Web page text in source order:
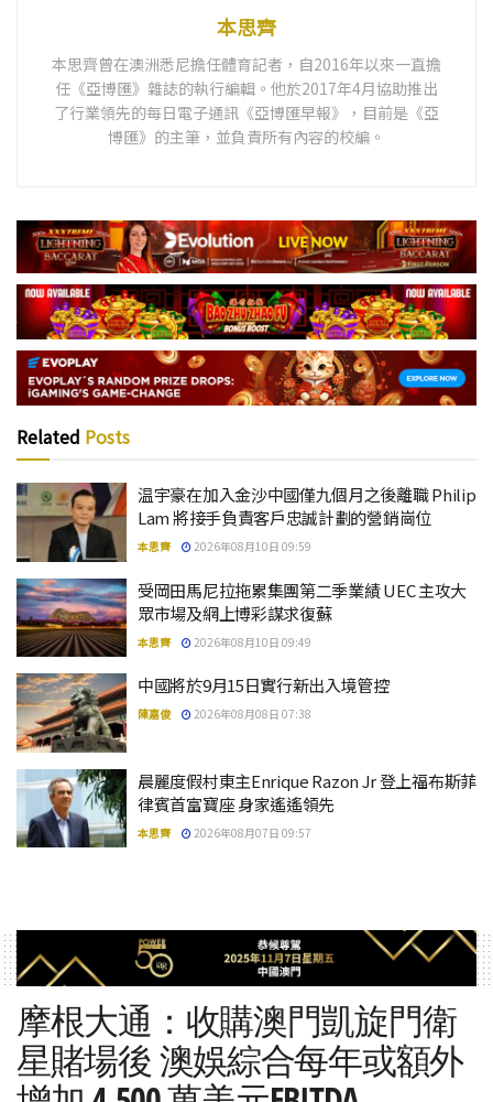
本思齊
本思齊曾在澳洲悉尼擔任體育記者，自2016年以來一直擔
任《亞博匯》雜誌的執行編輯。他於2017年4月協助推出
了行業領先的每日電子通訊《亞博匯早報》，目前是《亞
博匯》的主筆，並負責所有內容的校編。
Related Posts
温宇豪在加入金沙中國僅九個月之後離職 Philip
Lam 將接手負責客戶忠誠計劃的營銷崗位
本思齊 2026年08月10日 09:59
受岡田馬尼拉拖累集團第二季業績 UEC 主攻大
眾市場及網上博彩謀求復蘇
本思齊 2026年08月10日 09:49
中國將於9月15日實行新出入境管控
陳嘉俊 2026年08月08日 07:38
晨麗度假村東主Enrique Razon Jr 登上福布斯菲
律賓首富寶座 身家遙遙領先
本思齊 2026年08月07日 09:57
摩根大通：收購澳門凱旋門衛
星賭場後 澳娛綜合每年或額外